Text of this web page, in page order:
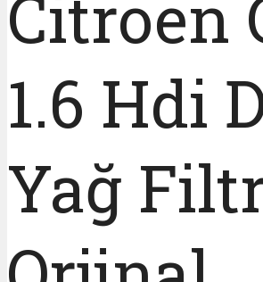
Citroen
1.6 Hdi
Yağ